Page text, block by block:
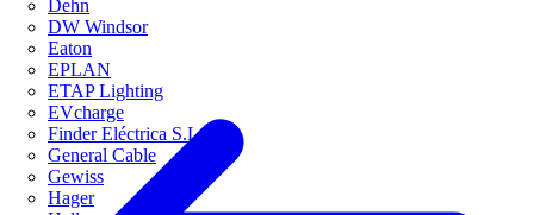
Dehn
DW Windsor
Eaton
EPLAN
ETAP Lighting
EVcharge
Finder Eléctrica S.L.U
General Cable
Gewiss
Hager